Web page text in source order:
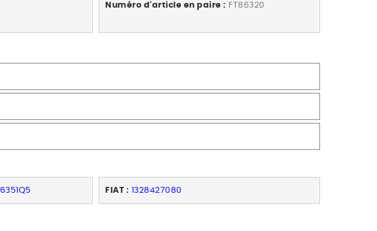
Numéro d'article en paire : FT86320
6351Q5 FIAT : 1328427080